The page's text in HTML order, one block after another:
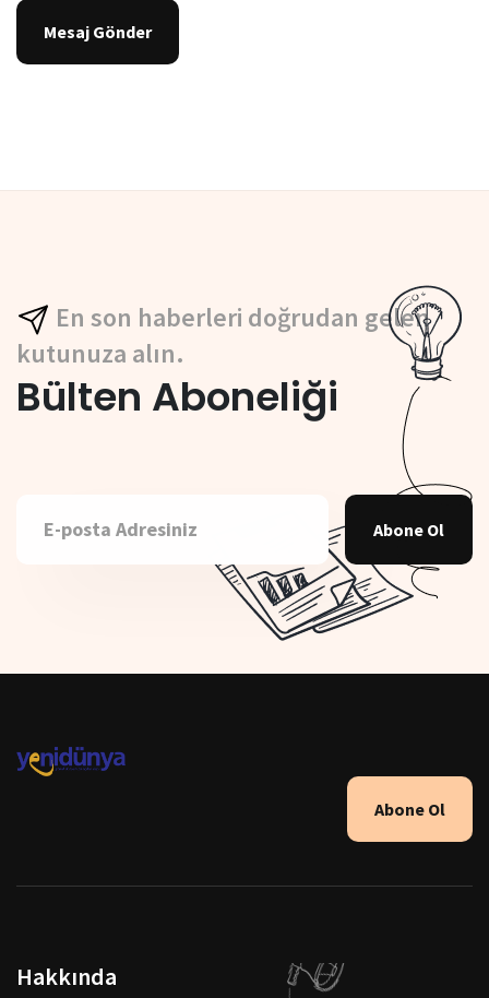
Mesaj Gönder
En son haberleri doğrudan gelen
kutunuza alın.
Bülten Aboneliği
Abone Ol
Abone Ol
Hakkında